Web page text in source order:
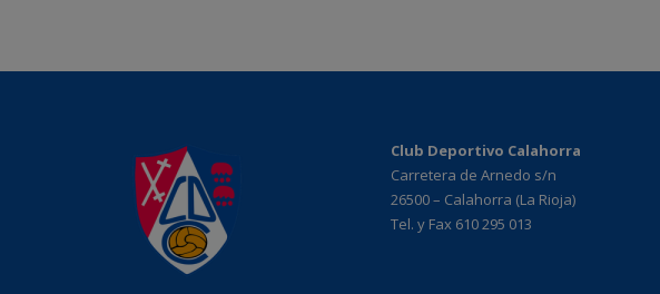
Club Deportivo Calahorra
Carretera de Arnedo s/n
26500 – Calahorra (La Rioja)
Tel. y Fax 610 295 013